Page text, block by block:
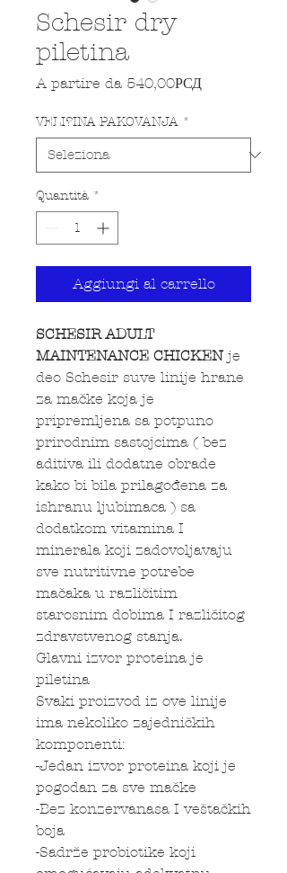
Schesir dry
piletina
A partire da 540,00РСДPrezzo
VELI?INA PAKOVANJA *
Quantità *
Aggiungi al carrello
SCHESIR ADULT
MAINTENANCE CHICKENje
deo Schesir suve linije hrane
za mačke koja je
pripremljena sa potpuno
prirodnim sastojcima ( bez
aditiva ili dodatne obrade
kako bi bila prilagođena za
ishranu ljubimaca ) sa
dodatkom vitamina I
minerala koji zadovoljavaju
sve nutritivne potrebe
mačaka u različitim
starosnim dobima I različitog
zdravstvenog stanja.
Glavni izvor proteina je
piletina
Svaki proizvod iz ove linije
ima nekoliko zajedničkih
komponenti:
-Jedan izvor proteina koji je
pogodan za sve mačke
-Bez konzervanasa I veštačkih
boja
-Sadrže probiotike koji